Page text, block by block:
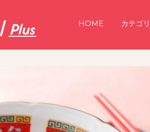
HOME カテゴリ